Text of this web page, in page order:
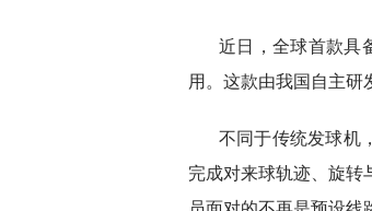
近日，全球首款具
用。这款由我国自主研
不同于传统发球机
完成对来球轨迹、旋转